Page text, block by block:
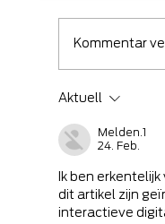
kommt
Kommentar
Aktuell
Melden.1
24. Feb.
Ik ben
dit artikel zijn
interactieve